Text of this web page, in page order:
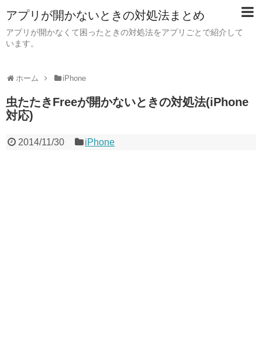
アプリが開かないときの対処法まとめ
アプリが開かなくて困ったときの対処法をアプリごとで紹介して
います。
ホーム iPhone
虫たたきFreeが開かないときの対処法(iPhone
対応)
2014/11/30 iPhone